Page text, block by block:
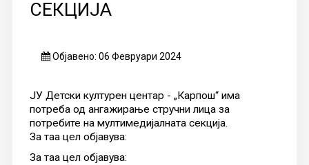
СЕКЦИЈА
Објавено: 06 Февруари 2024
ЈУ Детски културен центар - „Карпош“ има
потреба од ангажирање стручни лица за
потребите на мултимедијалната секција.
За таа цел објавува:
За таа цел објавува: